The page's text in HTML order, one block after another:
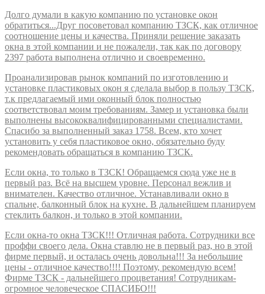
Долго думали в какую компанию по установке окон
обратиться...Друг посоветовал компанию ТЗСК, как отличное
соотношение цены и качества. Приняли решение заказать
окна в этой компании и не пожалели, так как по договору
2397 работа выполнена отлично и своевременно.
Проанализировав рынок компаний по изготовлению и
установке пластиковых окон я сделала выбор в пользу ТЗСК,
т.к предлагаемый ими оконный блок полностью
соответствовал моим требованиям. Замер и установка были
выполнены высококвалифицированными специалистами.
Спасибо за выполненный заказ 1758. Всем, кто хочет
установить у себя пластиковое окно, обязательно буду
рекомендовать обращаться в компанию ТЗСК.
Если окна, то только в ТЗСК! Обращаемся сюда уже не в
первый раз. Всё на высшем уровне. Персонал вежлив и
внимателен. Качество отличное. Устанавливали окно в
спальне, балконный блок на кухне. В дальнейшем планируем
стеклить балкон, и только в этой компании.
Если окна-то окна ТЗСК!!! Отличная работа. Сотрудники все
проффи своего дела. Окна ставлю не в первый раз, но в этой
фирме первый, и осталась очень довольна!!! За небольшие
цены - отличное качество!!!! Поэтому, рекомендую всем!
Фирме ТЗСК - дальнейшего процветания! Сотрудникам-
огромное человеческое СПАСИБО!!!